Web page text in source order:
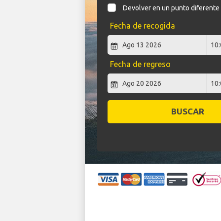
Devolver en un punto diferente
Fecha de recogida
Fecha de regreso
BUSCAR